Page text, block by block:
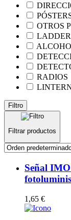
OTROS
RADIOS
Filtro
Filtrar productos
Señal
1,65 €